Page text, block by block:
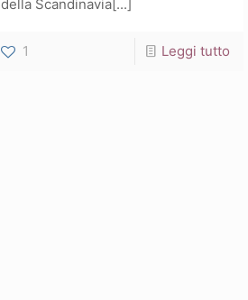
della Scandinavia[...]
1 Leggi tutto-